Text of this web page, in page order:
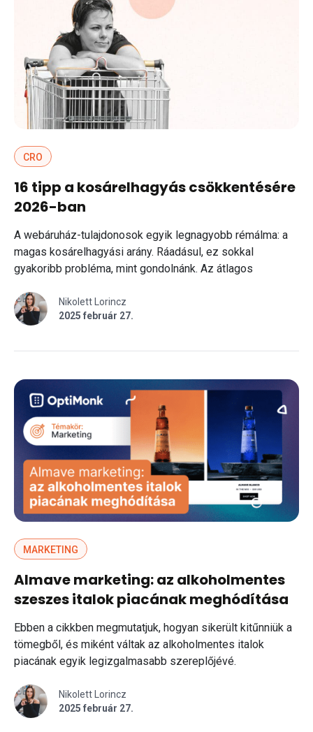
CRO
16 tipp a kosárelhagyás csökkentésére
2026-ban
A webáruház-tulajdonosok egyik legnagyobb rémálma: a
magas kosárelhagyási arány. Ráadásul, ez sokkal
gyakoribb probléma, mint gondolnánk. Az átlagos
Nikolett Lorincz
2025 február 27.
MARKETING
Almave marketing: az alkoholmentes
szeszes italok piacának meghódítása
Ebben a cikkben megmutatjuk, hogyan sikerült kitűnniük a
tömegből, és miként váltak az alkoholmentes italok
piacának egyik legizgalmasabb szereplőjévé.
Nikolett Lorincz
2025 február 27.